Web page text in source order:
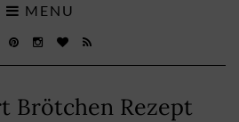
MENU
Brötchen Rezept